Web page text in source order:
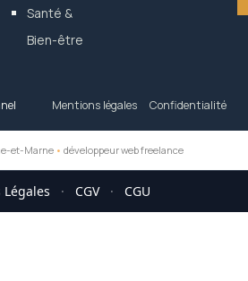
Santé &
Bien-être
Mentions légales Confidentialité
et-Marne• développeur web freelance
· CGV · CGU